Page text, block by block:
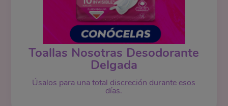
Toallas Nosotras Desodorante
Delgada
Úsalos para una total discreción durante esos
días.